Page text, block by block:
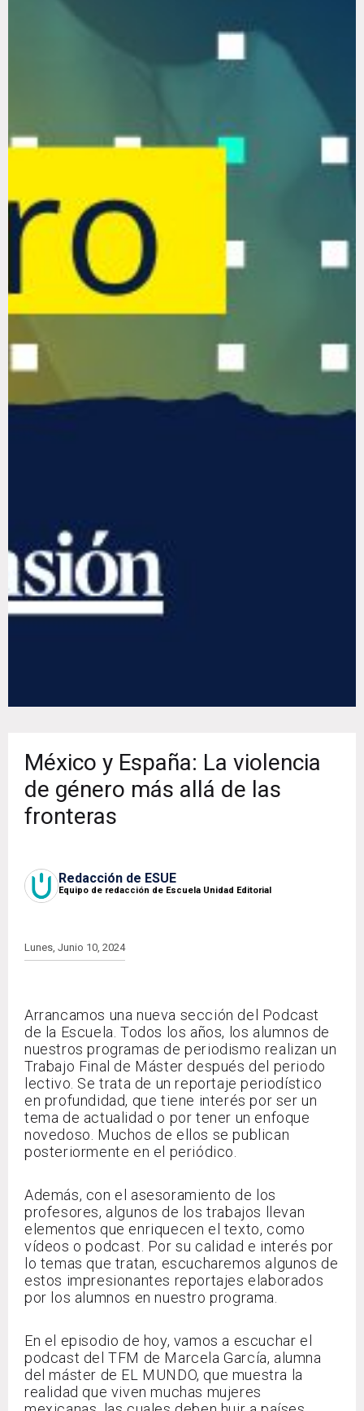
México y España: La violencia
de género más allá de las
fronteras
Redacción de ESUE
Equipo de redacción de Escuela Unidad Editorial
Lunes, Junio 10, 2024
Arrancamos una nueva sección del Podcast
de la Escuela. Todos los años, los alumnos de
nuestros programas de periodismo realizan un
Trabajo Final de Máster después del periodo
lectivo. Se trata de un reportaje periodístico
en profundidad, que tiene interés por ser un
tema de actualidad o por tener un enfoque
novedoso. Muchos de ellos se publican
posteriormente en el periódico.
Además, con el asesoramiento de los
profesores, algunos de los trabajos llevan
elementos que enriquecen el texto, como
vídeos o podcast. Por su calidad e interés por
lo temas que tratan, escucharemos algunos de
estos impresionantes reportajes elaborados
por los alumnos en nuestro programa.
En el episodio de hoy, vamos a escuchar el
podcast del TFM de Marcela García, alumna
del máster de EL MUNDO, que muestra la
realidad que viven muchas mujeres